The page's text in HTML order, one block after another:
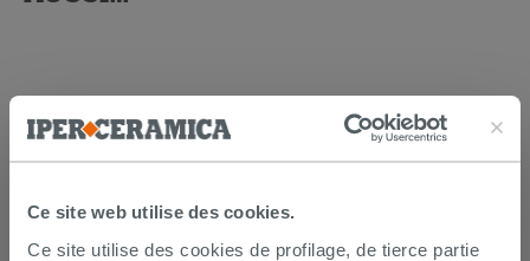
Ce site web utilise des cookies.
Ce site utilise des cookies de profilage, de tierce partie